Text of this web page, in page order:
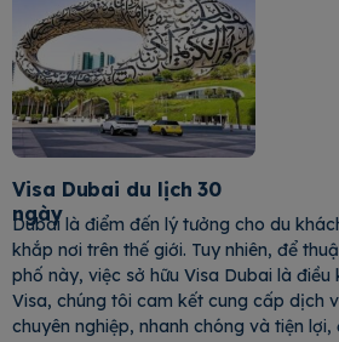
Visa Dubai du lịch 30
ngày
Dubai là điểm đến lý tưởng cho du
khắp nơi trên thế giới. Tuy nhiên, để
phố này, việc sở hữu Visa Dubai là điều
Visa, chúng tôi cam kết cung cấp dịch
chuyên nghiệp, nhanh chóng và tiện